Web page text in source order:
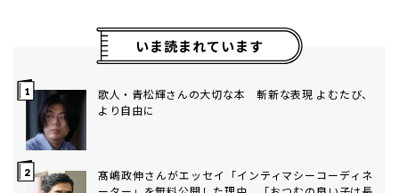
いま読まれています
歌人・青松輝さんの大切な本 斬新な表現 よむたび、
より自由に
髙嶋政伸さんがエッセイ「インティマシーコーディネ